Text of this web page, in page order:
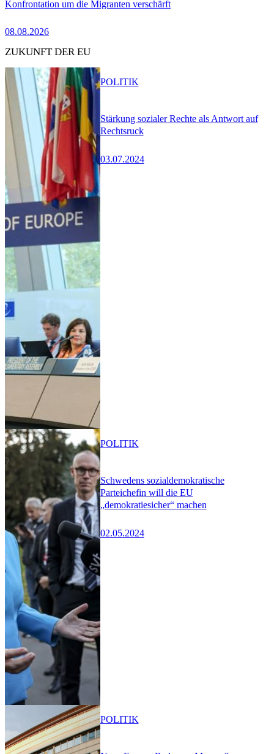
Konfrontation um die Migranten verschärft
08.08.2026
ZUKUNFT DER EU
Stärkung sozialer Rechte als Antwort auf
Rechtsruck
03.07.2024
POLITIK
Schwedens sozialdemokratische
Parteichefin will die EU
„demokratiesicher“ machen
02.05.2024
POLITIK
POLITIK